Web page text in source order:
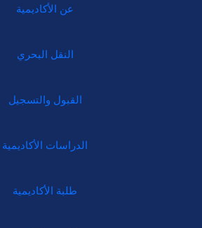
عن الأكاديمية
النقل البحري
القبول والتسجيل
الدراسات الأكاديمية
طلبة الأكاديمية